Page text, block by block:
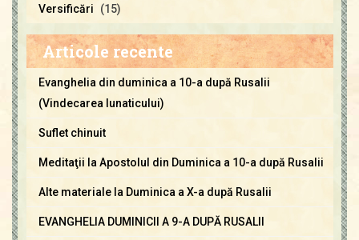
Versificări (15)
Articole recente
Evanghelia din duminica a 10-a după Rusalii
(Vindecarea lunaticului)
Suflet chinuit
Meditaţii la Apostolul din Duminica a 10-a după Rusalii
Alte materiale la Duminica a X-a după Rusalii
EVANGHELIA DUMINICII A 9-A DUPĂ RUSALII